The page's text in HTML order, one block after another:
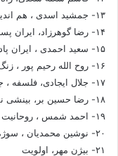
۱۳- جمشید اسدی ، هم اندیشی
۱۴- رضا گوهرزاد، ایران پست
۱۵- سعید احمدی ، ایران پاد
۱۶- روح الله رحیم پور ، زنگ خبر
۱۷- جلال ایجادی، فلسفه ، جامعه شناسی ، سیاست
۱۸- رضا حسین بر، بینشی نو برای ایرانی نو
۱۹- احمد شمس ، روحانیت علیه روحانیت- عبور
۲۰- نوشین محمدیان ، سوژه
۲۱- بیژن مهر، اولویت